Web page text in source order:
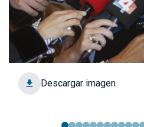
Descargar imagen